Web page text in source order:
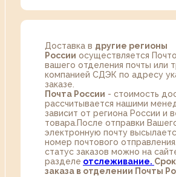
Доставка в другие регионы
России осуществляется
вашего отделения почты или
компанией СДЭК по адресу
заказе.
Почта России - стоимость
рассчитывается нашими
зависит от региона России и
товара.После отправки
электронную почту
номер почтового
статус заказов можно на
разделе oтслеживание.
заказа в отделении Почты